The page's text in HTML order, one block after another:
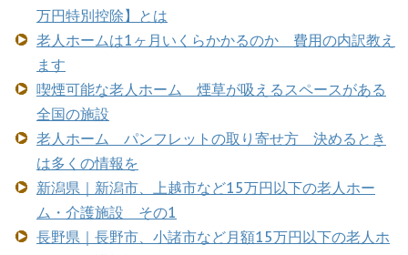
万円特別控除】とは
老人ホームは1ヶ月いくらかかるのか 費用の内訳教え
ます
喫煙可能な老人ホーム 煙草が吸えるスペースがある
全国の施設
老人ホーム パンフレットの取り寄せ方 決めるとき
は多くの情報を
新潟県｜新潟市、上越市など15万円以下の老人ホー
ム・介護施設 その1
長野県｜長野市、小諸市など月額15万円以下の老人ホ